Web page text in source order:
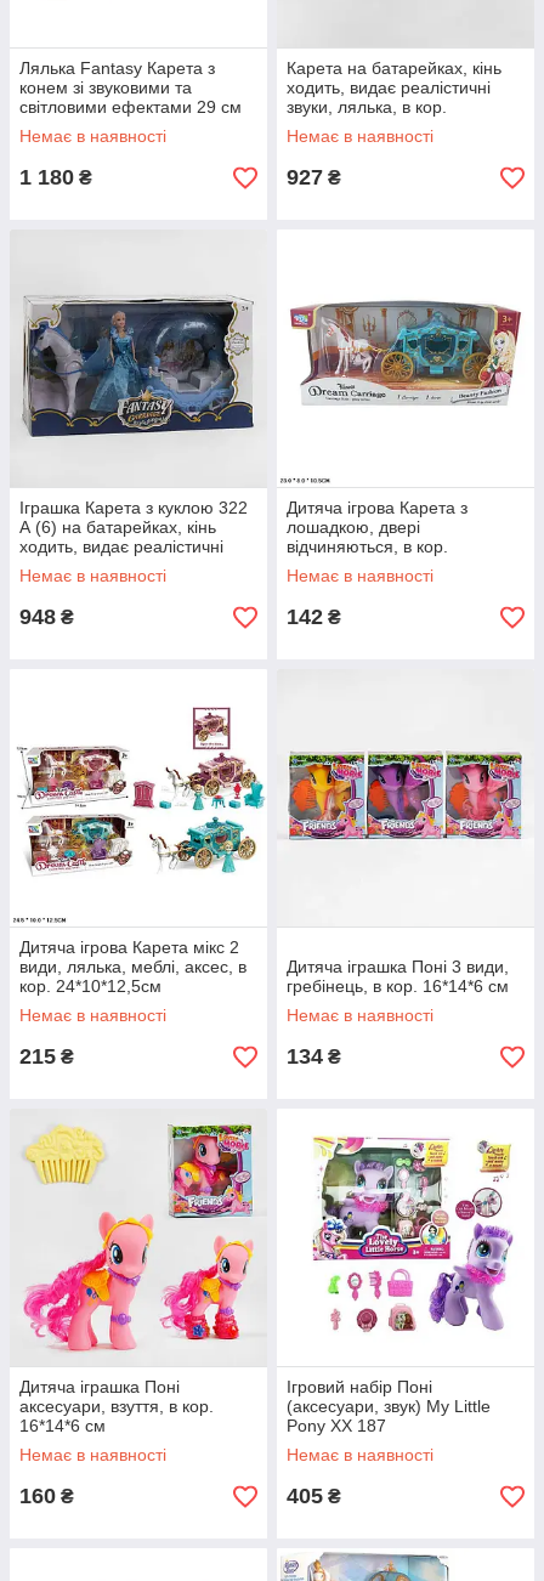
Лялька Fantasy Карета з
конем зі звуковими та
світловими ефектами 29 см
(318A)
Немає в наявності
1 180 ₴
Карета на батарейках, кінь
ходить, видає реалістичні
звуки, лялька, в кор.
60*34*18см (6шт)
Немає в наявності
927 ₴
Іграшка Карета з куклою 322
А (6) на батарейках, кінь
ходить, видає реалістичні
звуки, лялька, в коробці
Немає в наявності
948 ₴
Дитяча ігрова Карета з
лошадкою, двері
відчиняються, в кор.
23*8*10,5 см
Немає в наявності
142 ₴
Дитяча ігрова Карета мікс 2
види, лялька, меблі, аксес, в
кор. 24*10*12,5см
Немає в наявності
215 ₴
Дитяча іграшка Поні 3 види,
гребінець, в кор. 16*14*6 см
Немає в наявності
134 ₴
Дитяча іграшка Поні
аксесуари, взуття, в кор.
16*14*6 см
Немає в наявності
160 ₴
Ігровий набір Поні
(аксесуари, звук) My Little
Pony XX 187
Немає в наявності
405 ₴